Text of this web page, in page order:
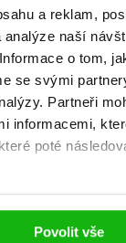
a reklam,
analýze naší
Informace o tom,
se svými
Partneři
informacemi,
poté
Povolit vše